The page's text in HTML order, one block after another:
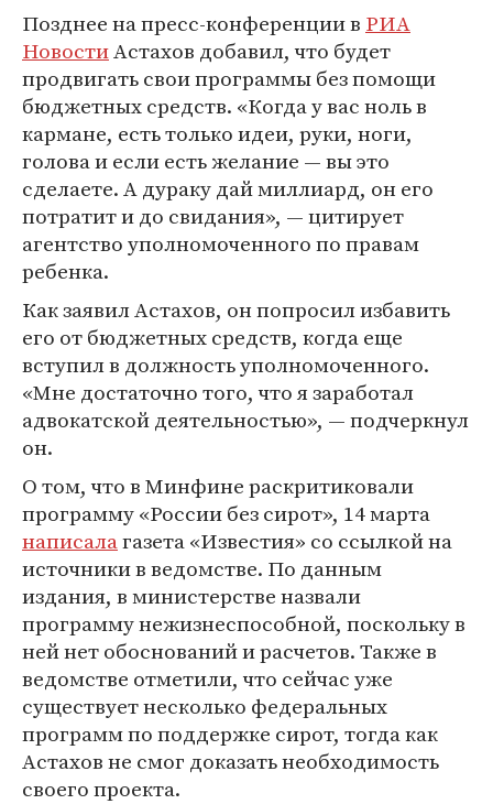
Позднее на пресс-конференции в РИА
НовостиАстахов добавил, что будет
продвигать свои программы без помощи
бюджетных средств. «Когда у вас ноль в
кармане, есть только идеи, руки, ноги,
голова и если есть желание — вы это
сделаете. А дураку дай миллиард, он его
потратит и до свидания», — цитирует
агентство уполномоченного по правам
ребенка.
Как заявил Астахов, он попросил избавить
его от бюджетных средств, когда еще
вступил в должность уполномоченного.
«Мне достаточно того, что я заработал
адвокатской деятельностью», — подчеркнул
он.
О том, что в Минфине раскритиковали
программу «России без сирот», 14 марта
написалагазета «Известия» со ссылкой на
источники в ведомстве. По данным
издания, в министерстве назвали
программу нежизнеспособной, поскольку в
ней нет обоснований и расчетов. Также в
ведомстве отметили, что сейчас уже
существует несколько федеральных
программ по поддержке сирот, тогда как
Астахов не смог доказать необходимость
своего проекта.